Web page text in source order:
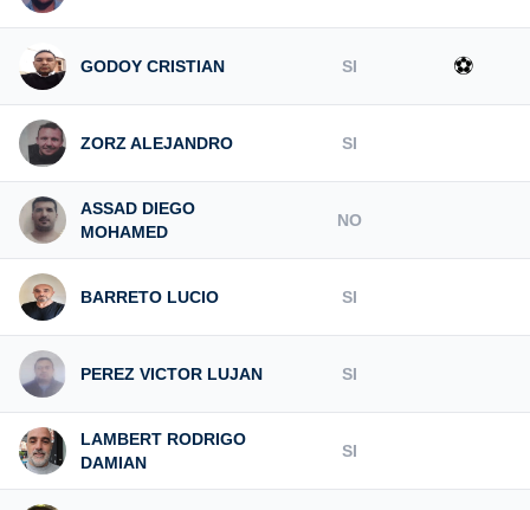
GODOY CRISTIAN SI ⚽
ZORZ ALEJANDRO SI
ASSAD DIEGO
MOHAMED
NO
BARRETO LUCIO SI
PEREZ VICTOR LUJAN SI
LAMBERT RODRIGO
DAMIAN
SI